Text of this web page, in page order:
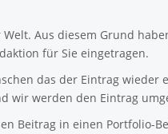
Aus diesem Grund
für Sie eingetragen.
das der Eintrag wieder
wir werden den Eintrag
Beitrag in einen Portfolio-